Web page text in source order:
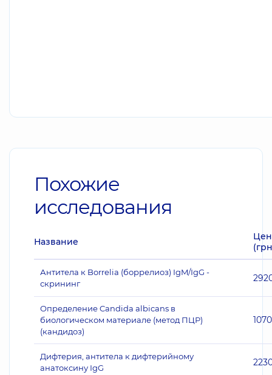
Похожие
исследования
Название
Антитела к Borrelia (боррелиоз) IgM/IgG -
скрининг
Определение Candida albicans в
биологическом материале (метод ПЦР)
(кандидоз)
1070
Дифтерия, антитела к дифтерийному
анатоксину IgG